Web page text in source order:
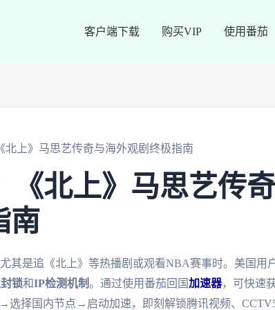
客户端下载 购买VIP 使用番茄
北上》马思艺传奇与海外观剧终极指南
《北上》马思艺传奇
南
其是追《北上》等热播剧或观看NBA赛事时。美国用
锁和IP检测机制。通过使用番茄回国加速器，可快速
选择国内节点→启动加速，即刻解锁腾讯视频、